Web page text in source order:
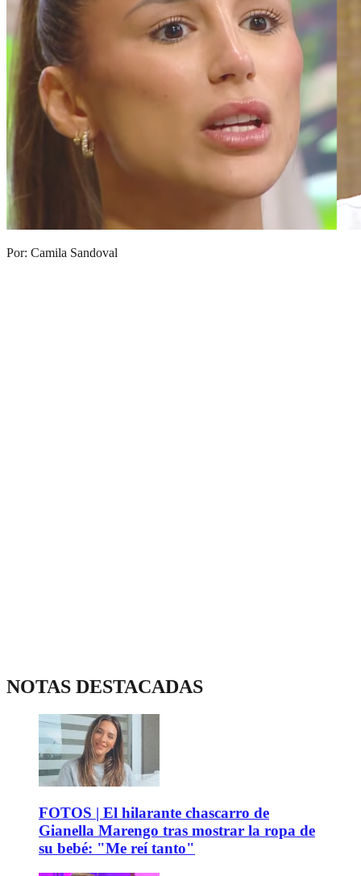
Por: Camila Sandoval
NOTAS DESTACADAS
FOTOS | El hilarante chascarro de
Gianella Marengo tras mostrar la ropa de
su bebé: "Me reí tanto"